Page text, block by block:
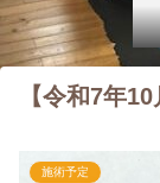
【令和7年
施術予定